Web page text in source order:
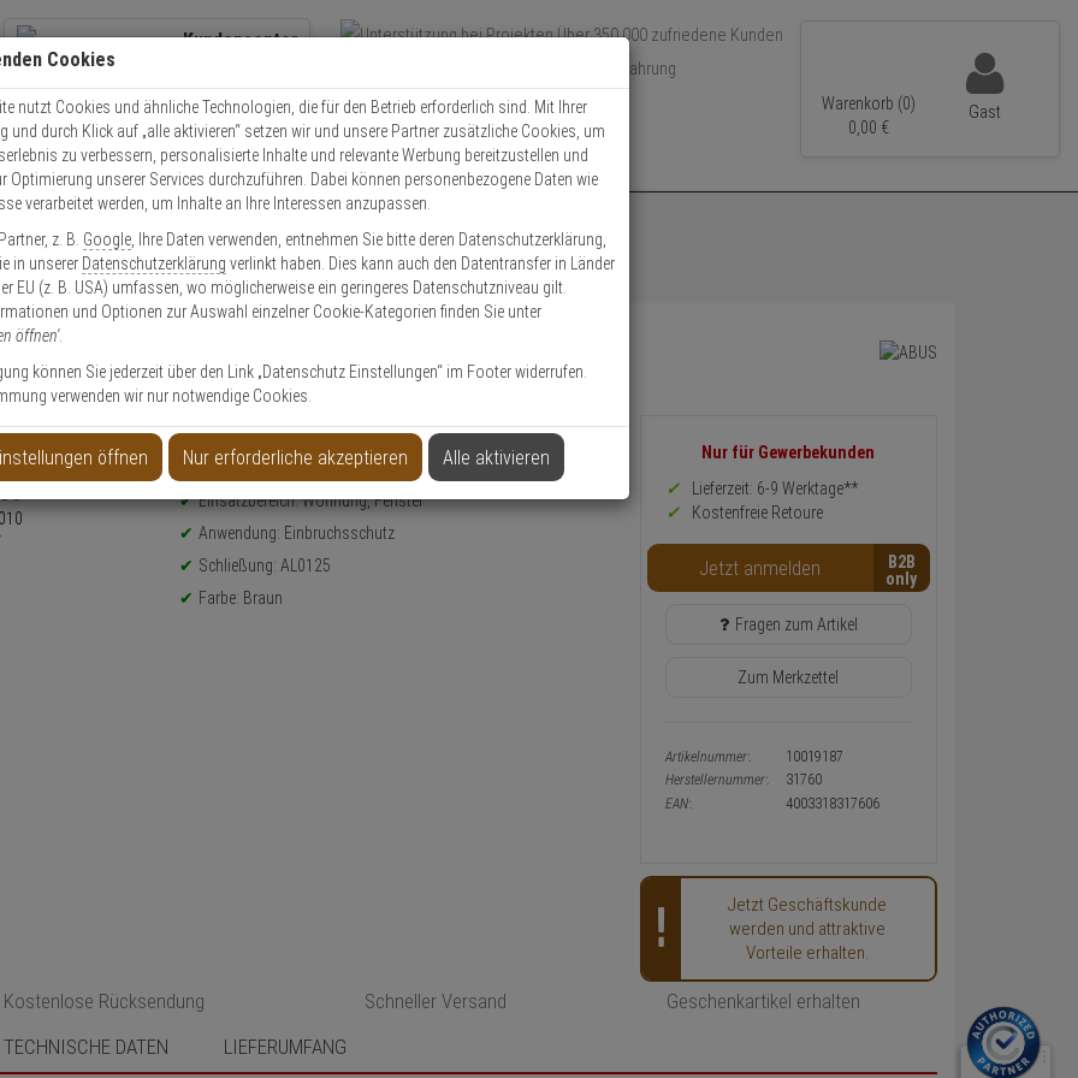
Kundencenter
Kontaktservice nutzen
Mo. - Do.: 8:00 - 16:30 Fr. 8:00 - 14:00 Uhr
Über 350.000 zufriedene Kunden
Über 15 Jahre Erfahrung
Schneller Versand
Warenkorb (0)
0, 00 €
Gast
ABUS 3010 B AL0125 Universal-Fensterschloss, braun
braun
Produktinformationen
Sicherheitslevel: 6
Fenster-Zusatzschloss - Modell: 3010
Einsatzbereich: Wohnung, Fenster
Anwendung: Einbruchsschutz
Schließung: AL0125
Farbe: Braun
Informationen
Preis,
Verfügbakeit
Warenkorb-
oder
Konfigurieren-
Nur für Gewerbekunden
Lieferzeit: 6-9 Werktage**
Kostenfreie Retoure
Jetzt anmelden B2B
Fragen zum Artikel
Zum Merkzettel
Artikelnummer:
10019187
Herstellernummer:
31760
EAN:
4003318317606
Jetzt Geschäftskunde
werden und attraktive
Vorteile erhalten.
Kostenlose Rücksendung Schneller Versand
Geschenkartikel erhalten
TECHNISCHE DATEN LIEFERUMFANG
Cookies
nutzt Cookies und ähnliche Technologien, die für den Betrieb erforderlich sind. Mit Ihrer
und durch Klick auf „alle aktivieren“ setzen wir und unsere Partner zusätzliche Cookies, um
zu verbessern, personalisierte Inhalte und relevante Werbung bereitzustellen und
Optimierung unserer Services durchzuführen. Dabei können personenbezogene Daten wie
verarbeitet werden, um Inhalte an Ihre Interessen anzupassen.
z. B. Google , Ihre Daten verwenden, entnehmen Sie bitte deren Datenschutzerklärung,
in unserer Datenschutzerklärung verlinkt haben. Dies kann auch den Datentransfer in Länder
EU (z. B. USA) umfassen, wo möglicherweise ein geringeres Datenschutzniveau gilt.
und Optionen zur Auswahl einzelner Cookie-Kategorien finden Sie unter
öffnen'.
können Sie jederzeit über den Link „Datenschutz Einstellungen“ im Footer widerrufen.
verwenden wir nur notwendige Cookies.
öffnen Nur erforderliche akzeptieren Alle aktivieren